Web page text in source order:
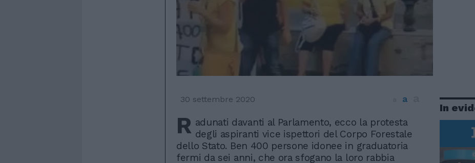
30 settembre 2020 a
R adunati davanti al Parlamento, ecco la protesta
degli aspiranti vice ispettori del Corpo Forestale
dello Stato. Ben 400 persone idonee in graduatoria
fermi da sei anni, che ora sfogano la loro rabbia
In